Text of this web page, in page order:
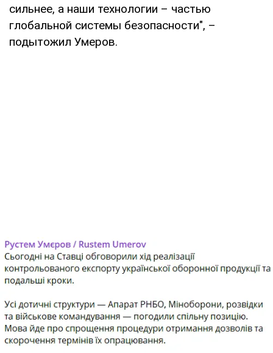
сильнее, а наши технологии – частью
глобальной системы безопасности", –
подытожил Умеров.